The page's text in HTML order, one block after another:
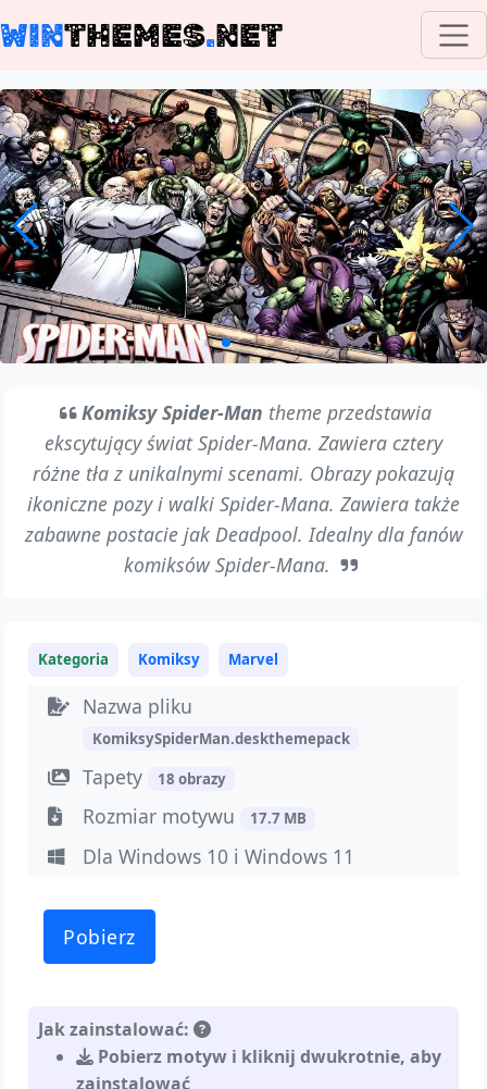
WINTHEMES.NET
Komiksy Spider-Man theme przedstawia
ekscytujący świat Spider-Mana. Zawiera cztery
różne tła z unikalnymi scenami. Obrazy pokazują
ikoniczne pozy i walki Spider-Mana. Zawiera także
zabawne postacie jak Deadpool. Idealny dla fanów
komiksów Spider-Mana.
Kategoria Komiksy Marvel
Nazwa pliku
KomiksySpiderMan.deskthemepack
Tapety 18 obrazy
Rozmiar motywu 17.7 MB
Dla Windows 10 i Windows 11
Pobierz
Jak zainstalować:
Pobierz motyw i kliknij dwukrotnie, aby
zainstalować